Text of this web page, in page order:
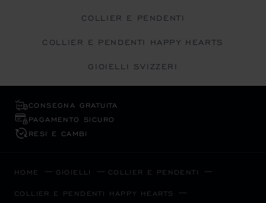
COLLIER E PENDENTI
COLLIER E PENDENTI HAPPY HEARTS
GIOIELLI SVIZZERI
CONSEGNA GRATUITA
PAGAMENTO SICURO
RESI E CAMBI
HOME GIOIELLI COLLIER E PENDENTI
COLLIER E PENDENTI HAPPY HEARTS